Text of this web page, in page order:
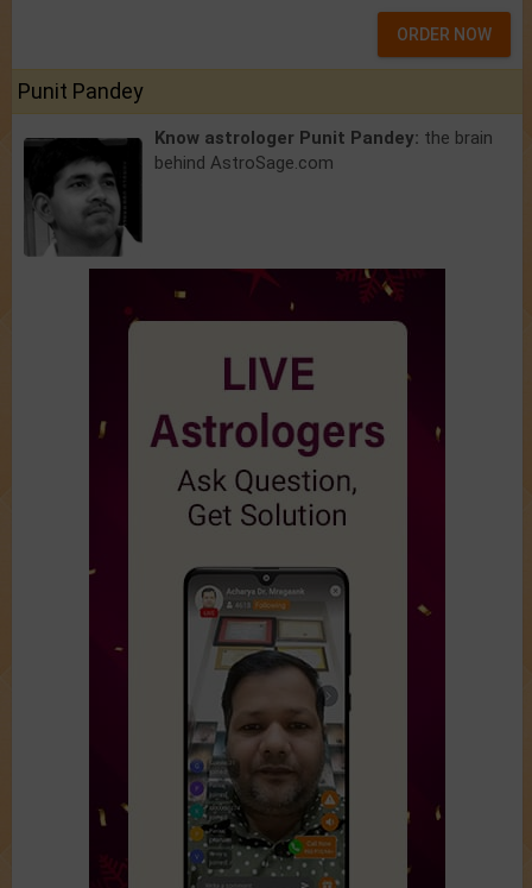
ORDER NOW
Punit Pandey
Know astrologer Punit Pandey: the brain
behind AstroSage.com